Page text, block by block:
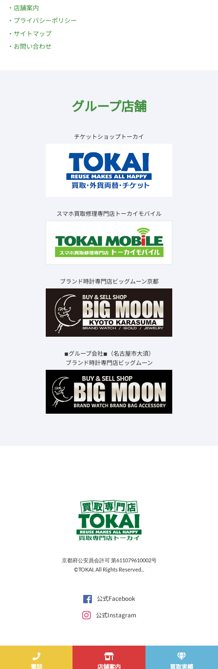
店舗案内
プライバシーポリシー
サイトマップ
お問い合わせ
グループ店舗
チケットショップトーカイ
スマホ買取修理専門店トーカイモバイル
ブランド時計専門店ビッグムーン京都
◾︎グループ会社◾︎（名古屋市大須）
ブランド時計専門店ビッグムーン
京都府公安員会許可 第611079610002号
©TOKAI. All Rights Reserved...
公式Facebook
公式Instagram
電話 店舗案内 買取実績